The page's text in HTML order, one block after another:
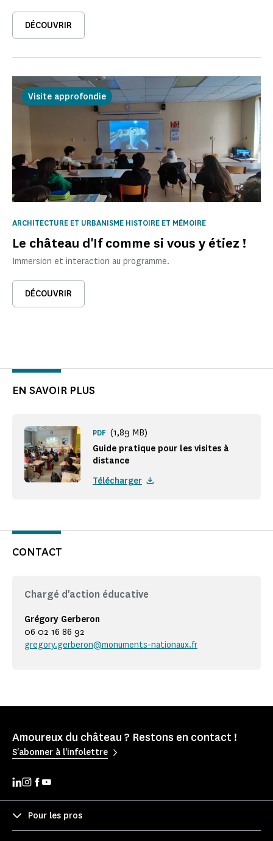
DÉCOUVRIR
Visite approfondie
Le château d'If comme si vous y étiez !
ARCHITECTURE ET URBANISME HISTOIRE ET MÉMOIRE
Immersion et interaction au programme.
DÉCOUVRIR
EN SAVOIR PLUS
Guide pratique pour les visites à
distance
PDF (1,89 MB)
Télécharger
CONTACT
Chargé d'action éducative
Grégory Gerberon
06 02 16 86 92
gregory.gerberon@monuments-nationaux.fr
Amoureux du château ? Restons en contact !
S'abonner à l'infolettre
Pour les pros